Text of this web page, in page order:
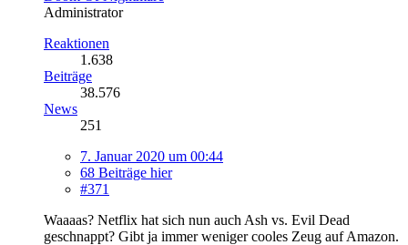
Administrator
Reaktionen
1.638
Beiträge
38.576
News
251
7. Januar 2020 um 00:44
68 Beiträge hier
#371
Waaaas? Netflix hat sich nun auch Ash vs. Evil Dead
geschnappt? Gibt ja immer weniger cooles Zeug auf Amazon.